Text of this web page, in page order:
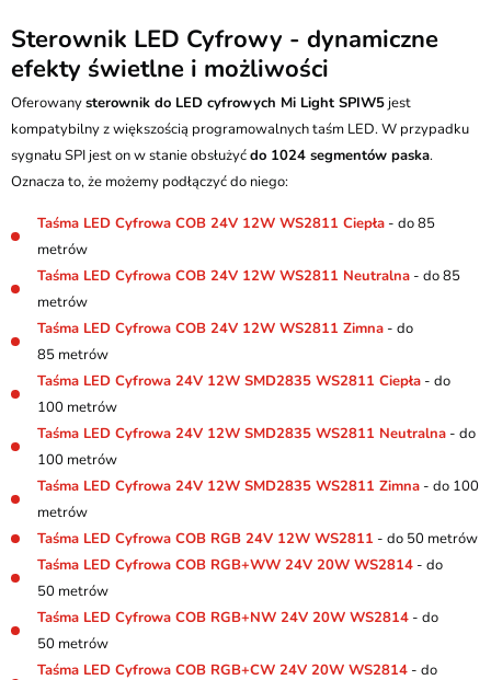
Sterownik LED Cyfrowy - dynamiczne
efekty świetlne i możliwości
Oferowanysterownik do LED cyfrowych Mi Light SPIW5 jest
kompatybilny z większością programowalnych taśm LED. W przypadku
sygnału SPI jest on w stanie obsłużyćdo 1024 segmentów paska.
Oznacza to, że możemy podłączyć do niego:
Taśma LED Cyfrowa COB 24V 12W WS2811 Ciepła - do 85
metrów
Taśma LED Cyfrowa COB 24V 12W WS2811 Neutralna - do 85
metrów
Taśma LED Cyfrowa COB 24V 12W WS2811 Zimna - do
85 metrów
Taśma LED Cyfrowa 24V 12W SMD2835 WS2811 Ciepła - do
100 metrów
Taśma LED Cyfrowa 24V 12W SMD2835 WS2811 Neutralna - do
100 metrów
Taśma LED Cyfrowa 24V 12W SMD2835 WS2811 Zimna - do 100
metrów
Taśma LED Cyfrowa COB RGB 24V 12W WS2811 - do 50 metrów
Taśma LED Cyfrowa COB RGB+WW 24V 20W WS2814 - do
50 metrów
Taśma LED Cyfrowa COB RGB+NW 24V 20W WS2814 - do
50 metrów
Taśma LED Cyfrowa COB RGB+CW 24V 20W WS2814 - do